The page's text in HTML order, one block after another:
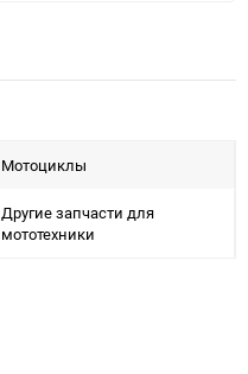
Мотоциклы
Другие запчасти для
мототехники